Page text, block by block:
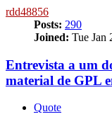
rdd48856
Posts: 290
Joined: Tue Jan
Entrevista a um
material de GPL
Quote